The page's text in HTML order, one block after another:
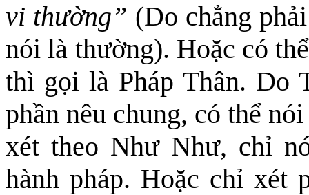
vi thường” (Do chẳng
nói là thường). Hoặc có
thì gọi là Pháp Thân. Do
phần nêu chung, có thể
xét theo Như Như, chỉ
hành pháp. Hoặc chỉ xét